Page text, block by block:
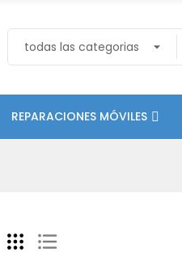
REPARACIONES MÓVILES